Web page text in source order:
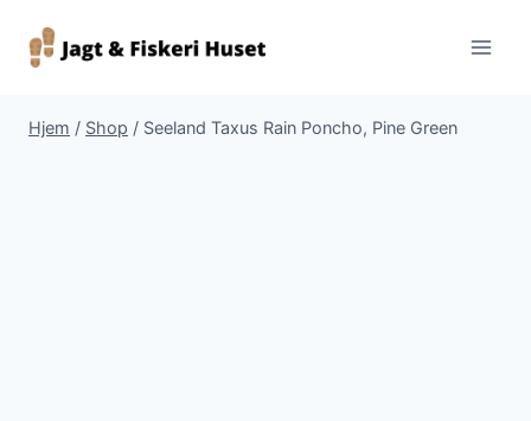
Hjem / Shop / Seeland Taxus Rain Poncho, Pine Green